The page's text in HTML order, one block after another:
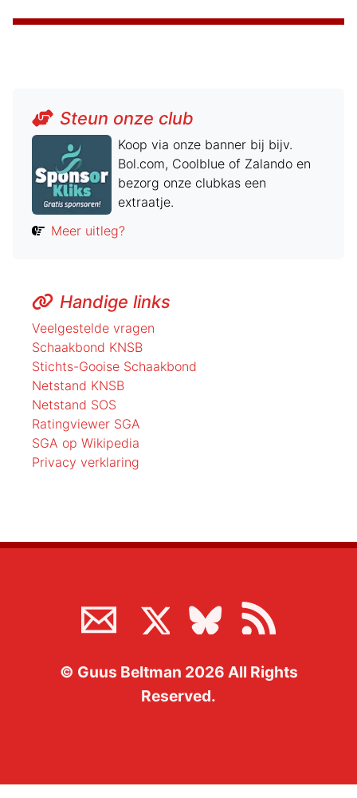
Steun onze club
Koop via onze banner bij bijv.
Bol.com, Coolblue of Zalando en
bezorg onze clubkas een
extraatje.
Meer uitleg?
Handige links
Veelgestelde vragen
Schaakbond KNSB
Stichts-Gooise Schaakbond
Netstand KNSB
Netstand SOS
Ratingviewer SGA
SGA op Wikipedia
Privacy verklaring
© Guus Beltman 2026 All Rights
Reserved.